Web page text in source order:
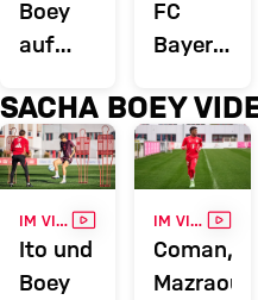
Boey
auf
zu
Galatasaray
FC
Bayern-
feiern
ihre
erste
Deutsche
SACHA BOEY
IM VIDEO VIDEO
Ito und
Boey
IM VIDEO VIDEO
Coman,
Mazraoui